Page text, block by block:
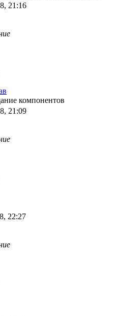
21:16
компонентов
21:09
22:27